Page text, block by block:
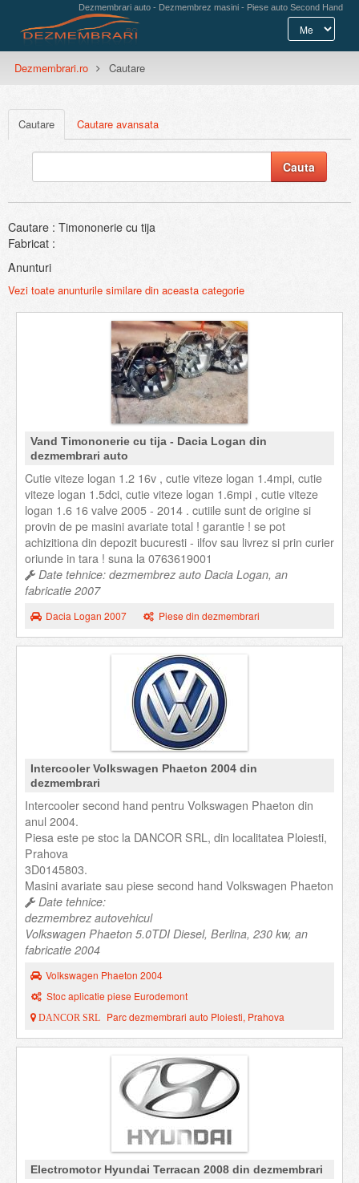
Dezmembrari auto - Dezmembrez masini - Piese auto Second Hand
Dezmembrari.ro Cautare
Cautare Cautare avansata
Cautare : Timononerie cu tija
Fabricat :
Anunturi
Vezi toate anunturile similare din aceasta categorie
Vand Timononerie cu tija - Dacia Logan din
dezmembrari auto
Cutie viteze logan 1.2 16v , cutie viteze logan 1.4mpi, cutie
viteze logan 1.5dci, cutie viteze logan 1.6mpi , cutie viteze
logan 1.6 16 valve 2005 - 2014 . cutiile sunt de origine si
provin de pe masini avariate total ! garantie ! se pot
achizitiona din depozit bucuresti - ilfov sau livrez si prin curier
oriunde in tara ! suna la 0763619001
Date tehnice: dezmembrez auto Dacia Logan, an
fabricatie 2007
Dacia Logan 2007 Piese din dezmembrari
Intercooler Volkswagen Phaeton 2004 din
dezmembrari
Intercooler second hand pentru Volkswagen Phaeton din
anul 2004.
Piesa este pe stoc la DANCOR SRL, din localitatea Ploiesti,
Prahova
3D0145803.
Masini avariate sau piese second hand Volkswagen Phaeton
Date tehnice:
dezmembrez autovehicul
Volkswagen Phaeton 5.0TDI Diesel, Berlina, 230 kw, an
fabricatie 2004
Volkswagen Phaeton 2004
Stoc aplicatie piese Eurodemont
DANCOR SRL Parc dezmembrari auto Ploiesti, Prahova
Electromotor Hyundai Terracan 2008 din dezmembrari